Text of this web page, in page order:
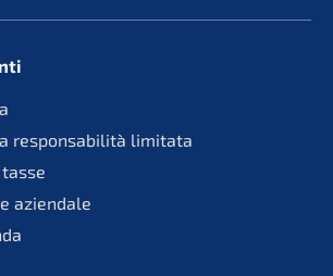
responsa­bi­li­tà limitata
aziendale